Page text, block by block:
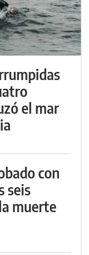
el mar
con
seis
muerte